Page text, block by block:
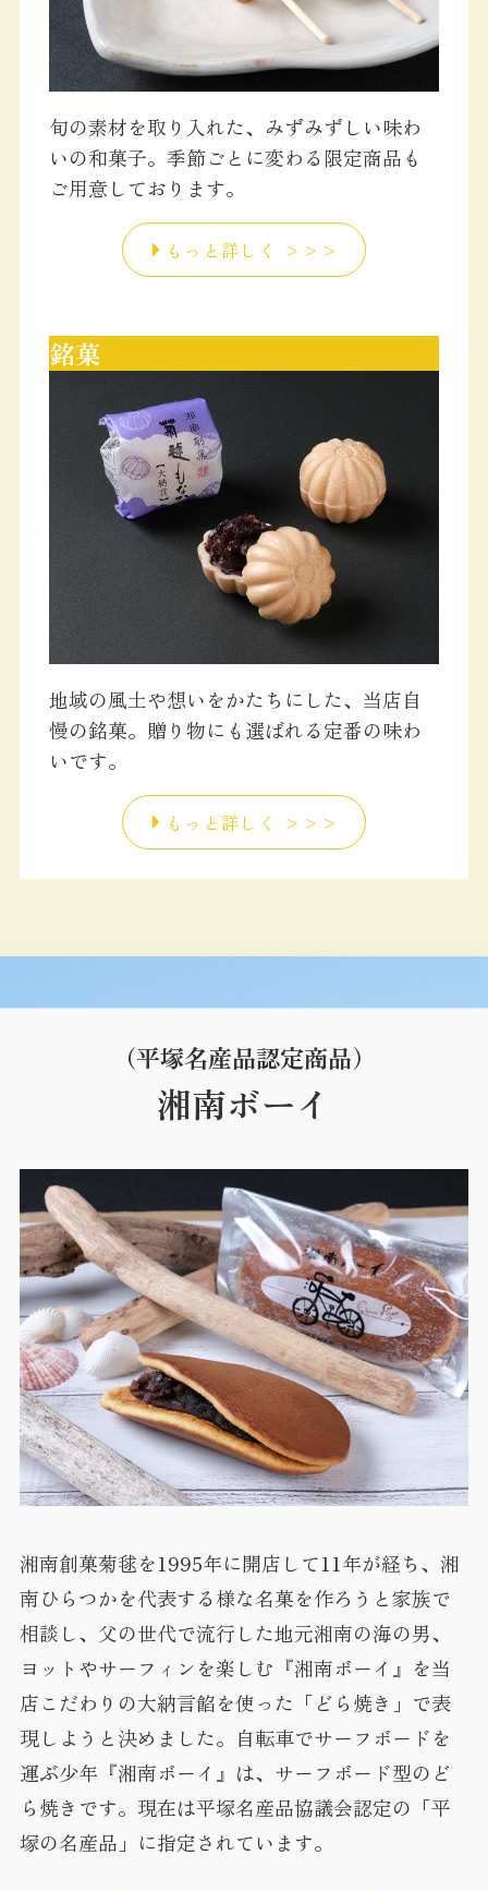
旬の素材を取り入れた、みずみずしい味わ
いの和菓子。季節ごとに変わる限定商品も
ご用意しております。
もっと詳しく >>>
銘菓
地域の風土や想いをかたちにした、当店自
慢の銘菓。贈り物にも選ばれる定番の味わ
いです。
もっと詳しく >>>
（平塚名産品認定商品）
湘南ボーイ
湘南創菓菊毬を1995年に開店して11年が経ち、湘
南ひらつかを代表する様な名菓を作ろうと家族で
相談し、父の世代で流行した地元湘南の海の男、
ヨットやサーフィンを楽しむ『湘南ボーイ』を当
店こだわりの大納言餡を使った「どら焼き」で表
現しようと決めました。自転車でサーフボードを
運ぶ少年『湘南ボーイ』は、サーフボード型のど
ら焼きです。現在は平塚名産品協議会認定の「平
塚の名産品」に指定されています。